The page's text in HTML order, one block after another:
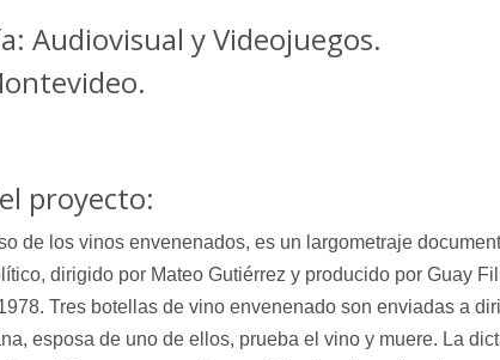
Audiovisual y Videojuegos.
proyecto:
de los vinos envenenados, es un largometraje
dirigido por Mateo Gutiérrez y producido por Guay
Tres botellas de vino envenenado son enviadas a
esposa de uno de ellos, prueba el vino y muere. La